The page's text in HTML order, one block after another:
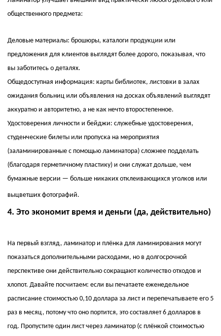
общественного предмета:
Деловые материалы: брошюры, каталоги продукции или
предложения для клиентов выглядят более дорого, показывая, что
вы заботитесь о деталях.
Общедоступная информация: карты библиотек, листовки в залах
ожидания больниц или объявления на досках объявлений выглядят
аккуратно и авторитетно, а не как нечто второстепенное.
Удостоверения личности и бейджи: служебные удостоверения,
студенческие билеты или пропуска на мероприятия
(заламинированные с помощью ламинатора) сложнее подделать
(благодаря герметичному пластику) и они служат дольше, чем
бумажные версии — больше никаких отклеивающихся уголков или
выцветших фотографий.
4. Это экономит время и деньги (да, действительно)
На первый взгляд, ламинатор и плёнка для ламинирования могут
показаться дополнительными расходами, но в долгосрочной
перспективе они действительно сокращают количество отходов и
хлопот. Давайте посчитаем: если вы печатаете еженедельное
расписание стоимостью 0,10 доллара за лист и перепечатываете его 5
раз в месяц, потому что оно портится, это составляет 6 долларов в
год. Пропустите один лист через ламинатор (с плёнкой стоимостью